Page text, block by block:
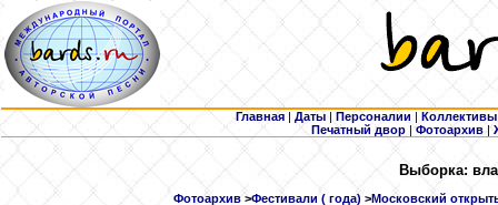
Главная | Даты | Персоналии | Коллективы
Печатный двор |Фотоархив |
Выборка:
Фотоархив>Фестивали ( года) >Московский